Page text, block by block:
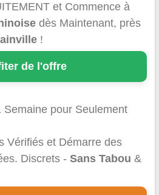
et Commence à
dès Maintenant, près
!
de l'offre
Semaine pour Seulement
Vérifiés et Démarre des
Discrets - Sans Tabou &